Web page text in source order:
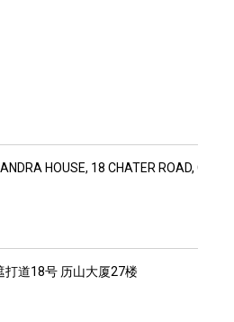
HOUSE, 18 CHATER ROAD,
打道18号 历山大厦27楼